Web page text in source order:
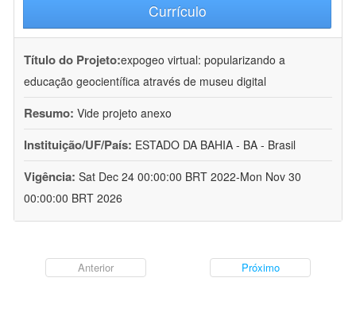
Currículo
Título do Projeto:expogeo virtual: popularizando a
educação geocientífica através de museu digital
Resumo: Vide projeto anexo
Instituição/UF/País: ESTADO DA BAHIA - BA - Brasil
Vigência: Sat Dec 24 00:00:00 BRT 2022-Mon Nov 30
00:00:00 BRT 2026
Anterior Próximo